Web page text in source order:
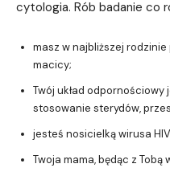
cytologia. Rób badanie co
masz w najbliższej
macicy;
Twój układ
stosowanie sterydów,
jesteś nosicielką wirusa
Twoja mama, będąc z Tobą